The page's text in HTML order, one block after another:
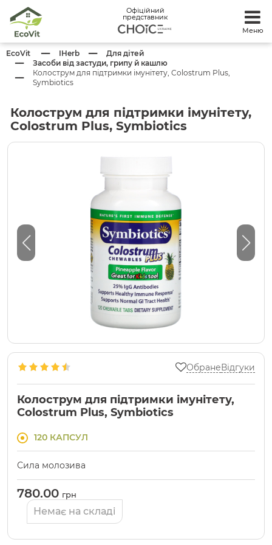
Офіційний
представник
Меню
EcoVit IHerb
Для дітей
Засоби від застуди, грипу й кашлю
Колострум для підтримки імунітету, Colostrum Plus,
Symbiotics
Колострум для підтримки імунітету,
Colostrum Plus, Symbiotics
ОбранеВідгуки
Колострум для підтримки імунітету,
Colostrum Plus, Symbiotics
120 КАПСУЛ
Сила молозива
780.00 грн
Немає на складі